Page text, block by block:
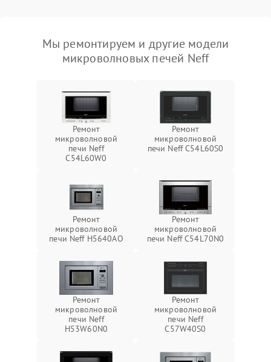
Мы ремонтируем и другие модели
микроволновых печей Neff
Ремонт
микроволновой
печи Neff
C54L60W0
Ремонт
микроволновой
печи Neff C54L60S0
Ремонт
микроволновой
печи Neff H5640AO
Ремонт
микроволновой
печи Neff C54L70N0
Ремонт
микроволновой
печи Neff
H53W60N0
Ремонт
микроволновой
печи Neff
C57W40S0